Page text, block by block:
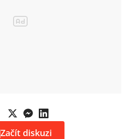
Začít diskuzi